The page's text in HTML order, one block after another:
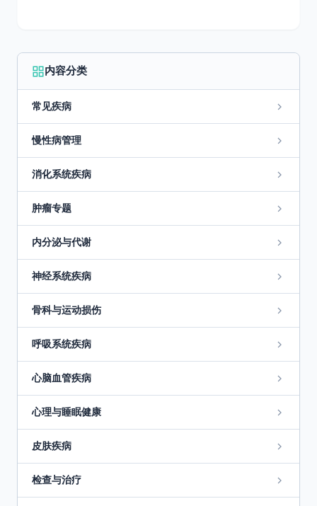
内容分类
常见疾病
慢性病管理
消化系统疾病
肿瘤专题
内分泌与代谢
神经系统疾病
骨科与运动损伤
呼吸系统疾病
心脑血管疾病
心理与睡眠健康
皮肤疾病
检查与治疗